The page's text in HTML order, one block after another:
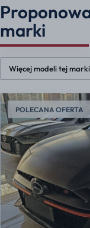
marki
Więcej modeli tej marki
POLECANA OFERTA